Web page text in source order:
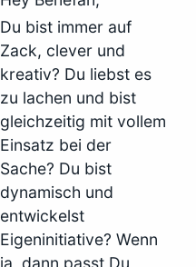
Du bist immer auf
Zack, clever und
kreativ? Du liebst es
zu lachen und bist
gleichzeitig mit vollem
Einsatz bei der
Sache? Du bist
dynamisch und
entwickelst
Eigeninitiative? Wenn
ja, dann passt Du